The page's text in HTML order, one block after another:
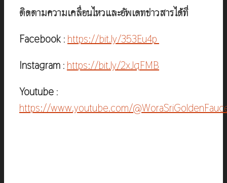
ติดตามความเคลื่อนไหวและอัพเดทข่าวสารได้ที่
Facebook : https://bit.ly/353Eu4p
Instagram : https://bit.ly/2xJqFMB
Youtube :
https://www.youtube.com/